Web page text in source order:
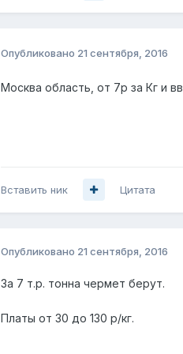
Опубликовано 21 сентября, 2016
Москва область, от 7р за Кг и
Вставить ник Цитата
Опубликовано 21 сентября, 2016
За 7 т.р. тонна чермет берут.
Платы от 30 до 130 р/кг.